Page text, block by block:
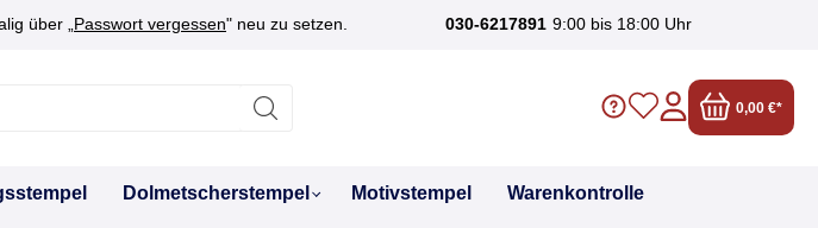
über „ Passwort vergessen" neu zu setzen. 030-6217891 9:00 bis 18:00 Uhr
0,00 €*
Dolmetscherstempel Motivstempel Warenkontrolle